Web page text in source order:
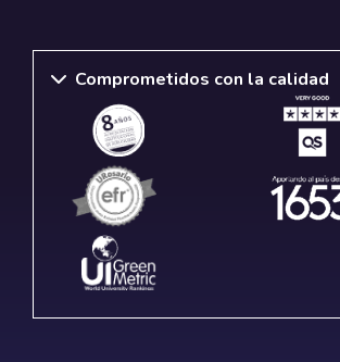
Comprometidos con la calidad